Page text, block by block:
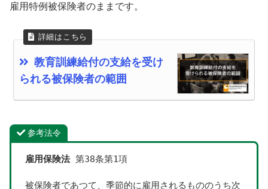
雇用特例被保険者のままです。
教育訓練給付の支給を受け
られる被保険者の範囲
参考法令
雇用保険法 第38条第1項
被保険者であつて、季節的に雇用されるもののうち次